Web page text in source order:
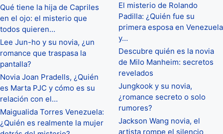
Qué tiene la hija de Capriles
en el ojo: el misterio que
todos quieren…
Lee Jun-ho y su novia, ¿un
romance que traspasa la
pantalla?
Novia Joan Pradells, ¿Quién
es Marta PJC y cómo es su
relación con el…
Maigualida Torres Venezuela:
¿Quién es realmente la mujer
El misterio de Rolando
Padilla: ¿Quién fue su
primera esposa en Venezuela
y…
Descubre quién es la novia
de Milo Manheim: secretos
revelados
Jungkook y su novia,
¿romance secreto o solo
rumores?
Jackson Wang novia, el
artista rompe el silencio